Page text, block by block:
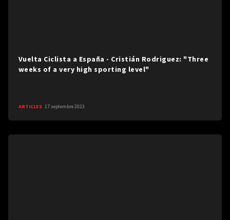
Vuelta Ciclista a España - Cristián Rodriguez: "Three
weeks of a very high sporting level"
ARTICLES 17 septembre 2023